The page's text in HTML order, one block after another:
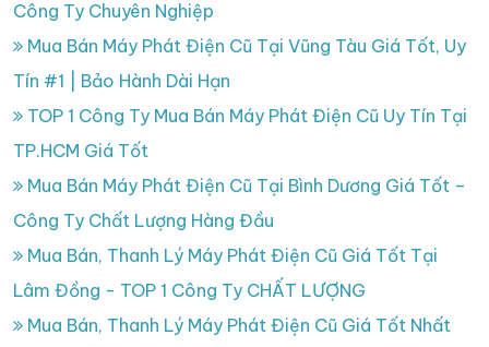
Công Ty Chuyên Nghiệp
Mua Bán Máy Phát Điện Cũ Tại Vũng Tàu Giá Tốt, Uy
Tín #1 | Bảo Hành Dài Hạn
TOP 1 Công Ty Mua Bán Máy Phát Điện Cũ Uy Tín Tại
TP.HCM Giá Tốt
Mua Bán Máy Phát Điện Cũ Tại Bình Dương Giá Tốt –
Công Ty Chất Lượng Hàng Đầu
Mua Bán, Thanh Lý Máy Phát Điện Cũ Giá Tốt Tại
Lâm Đồng - TOP 1 Công Ty CHẤT LƯỢNG
Mua Bán, Thanh Lý Máy Phát Điện Cũ Giá Tốt Nhất